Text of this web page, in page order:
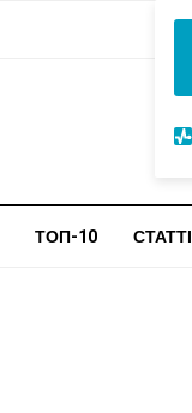
ТОП-10 СТАТТІ